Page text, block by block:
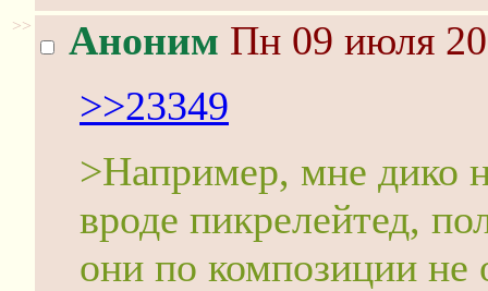
>> Аноним Пн 09 июля
>>23349
>Например, мне дико
вроде пикрелейтед,
они по композиции не